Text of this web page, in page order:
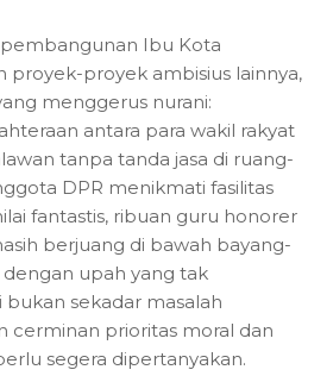
Ibu Kota
proyek-proyek ambisius lainnya,
menggerus nurani:
antara para wakil rakyat
tanpa tanda jasa di ruang-
DPR menikmati fasilitas
fantastis, ribuan guru honorer
berjuang di bawah bayang-
upah yang tak
bukan sekadar masalah
cerminan prioritas moral dan
segera dipertanyakan.